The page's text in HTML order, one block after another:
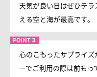
天気が良い日はぜひテ
える空と海が最高です。
心のこもったサプライ
ーでご利用の際は前もっ